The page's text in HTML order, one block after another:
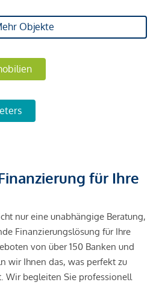
Objekte
für Ihre
nur eine unabhängige Beratung,
Finanzierungslösung für Ihre
von über 150 Banken und
wir Ihnen das, was perfekt zu
Wir begleiten Sie professionell